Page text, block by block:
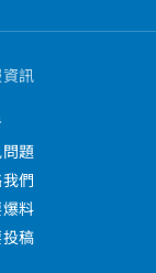
訊
題
們
料
稿